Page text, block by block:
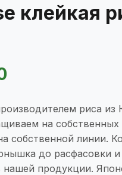
клейкая
риса
на
собственной линии.
до расфасовки
нашей продукции.